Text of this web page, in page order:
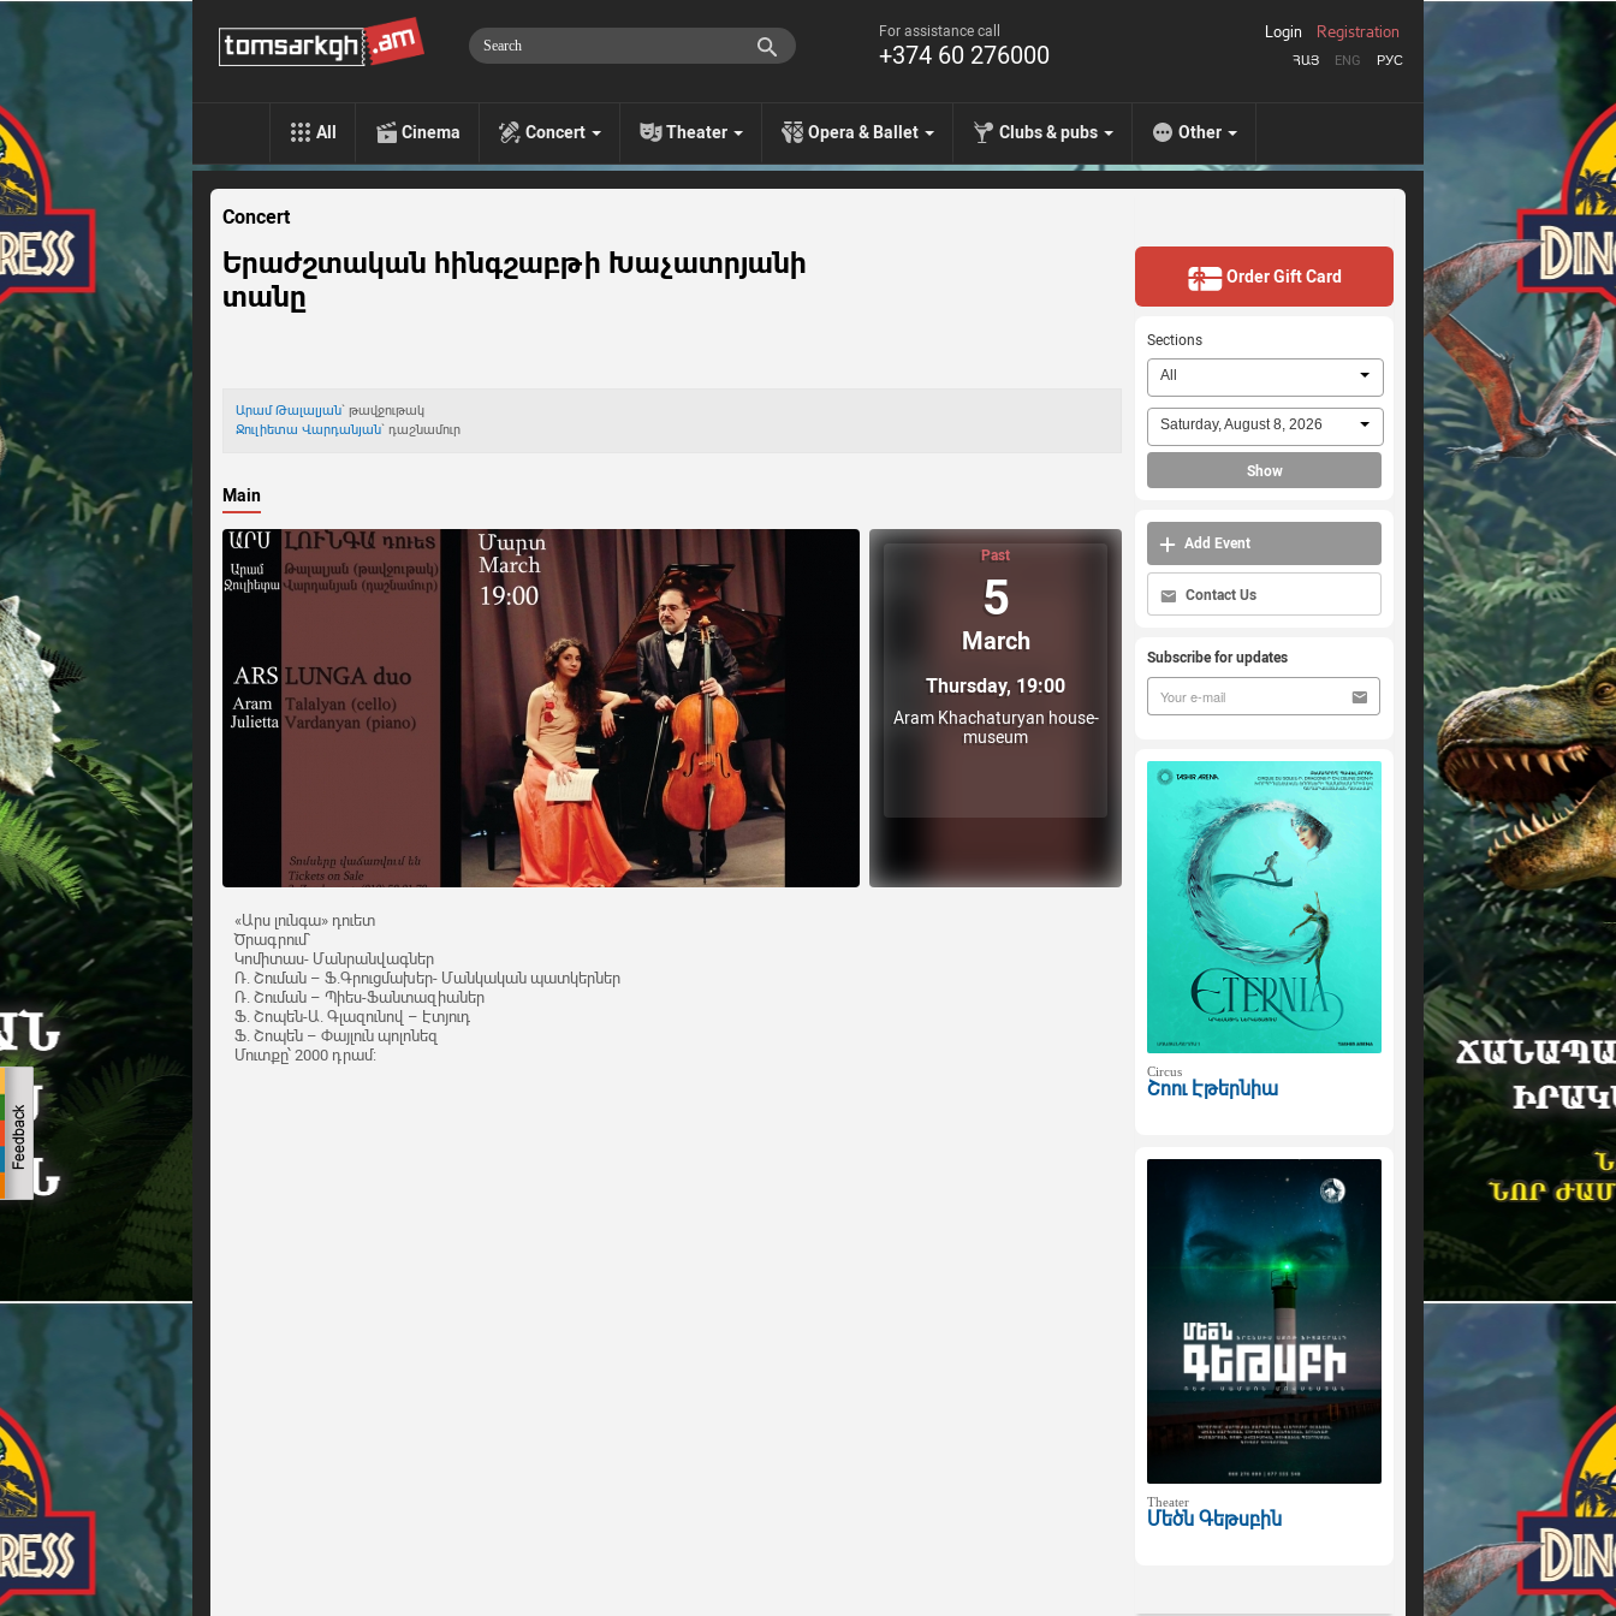
For assistance call
+374 60 276000 ՀԱՅ ENG РУС
Login Registration
All Cinema Concert Theater Opera & Ballet Clubs & pubs Other
Concert
Երաժշտական հինգշաբթի Խաչատրյանի
տանը
Արամ Թալալյան` թավջութակ
Ջուլիետա Վարդանյան` դաշնամուր
Main
Past
5
March
Thursday, 19:00
Aram Khachaturyan house-
museum
«Արս լունգա» դուետ
Ծրագրում`
Կոմիտաս- Մանրանվագներ
Ռ. Շուման – Ֆ.Գրուցմախեր- Մանկական պատկերներ
Ռ. Շուման – Պիես-Ֆանտազիաներ
Ֆ. Շոպեն-Ա. Գլազունով – Էտյուդ
Ֆ. Շոպեն – Փայլուն պոլոնեզ
Մուտքը՝ 2000 դրամ:
Order Gift Card
Sections
All
Saturday, August 8, 2026
Show
Add Event
Contact Us
Subscribe for updates
Circus
Շոու Էթերնիա
Theater
Մեծն Գեթսբին